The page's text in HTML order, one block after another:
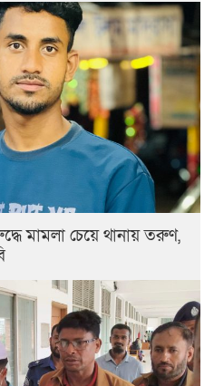
মামলা চেয়ে থানায় তরুণ,